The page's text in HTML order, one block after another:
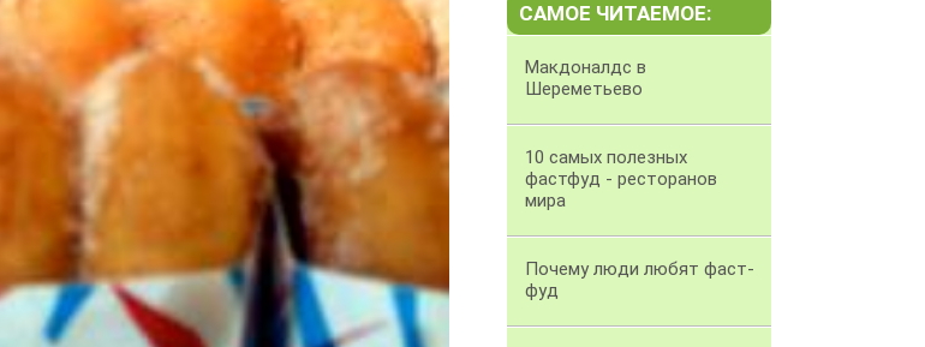
САМОЕ ЧИТАЕМОЕ:
Макдоналдс в
Шереметьево
10 самых полезных
фастфуд - ресторанов
мира
Почему люди любят фаст-
фуд